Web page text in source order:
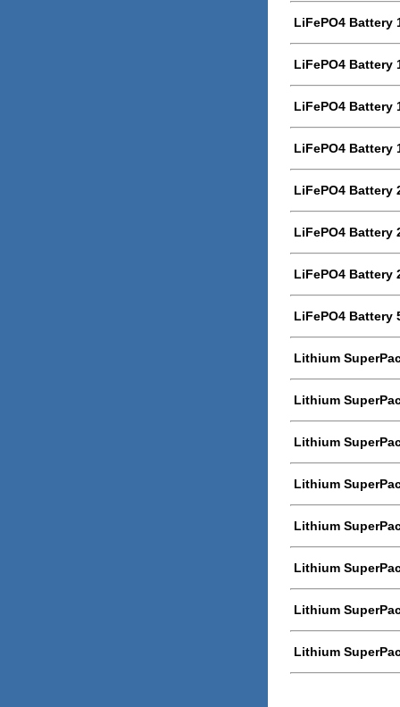
LiFePO4 Battery
LiFePO4 Battery
LiFePO4 Battery
LiFePO4 Battery
LiFePO4 Battery
LiFePO4 Battery
LiFePO4 Battery
LiFePO4 Battery
Lithium
Lithium
Lithium
Lithium
Lithium
Lithium
Lithium
Lithium